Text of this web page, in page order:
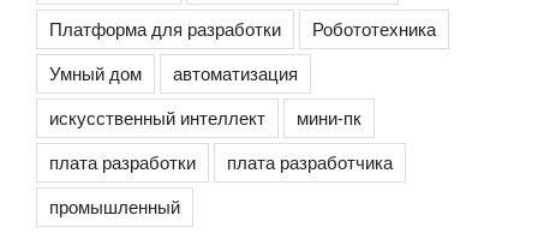
Платформа для разработки
Робототехника
Умный дом
автоматизация
искусственный интеллект
мини-пк
плата разработки
плата разработчика
промышленный